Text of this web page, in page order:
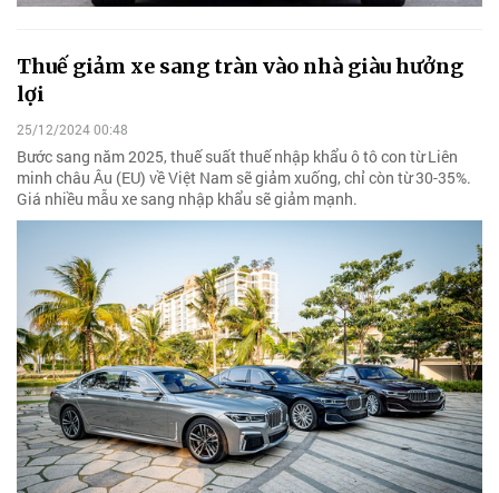
Thuế giảm xe sang tràn vào nhà giàu hưởng
lợi
25/12/2024 00:48
Bước sang năm 2025, thuế suất thuế nhập khẩu ô tô con từ Liên
minh châu Âu (EU) về Việt Nam sẽ giảm xuống, chỉ còn từ 30-35%.
Giá nhiều mẫu xe sang nhập khẩu sẽ giảm mạnh.